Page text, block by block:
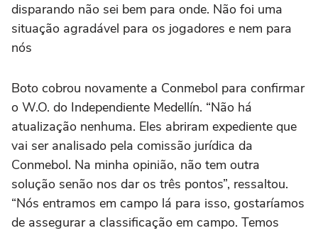
disparando não sei bem para onde. Não foi uma
situação agradável para os jogadores e nem para
nós
Boto cobrou novamente a Conmebol para confirmar
o W.O. do Independiente Medellín. “Não há
atualização nenhuma. Eles abriram expediente que
vai ser analisado pela comissão jurídica da
Conmebol. Na minha opinião, não tem outra
solução senão nos dar os três pontos”, ressaltou.
“Nós entramos em campo lá para isso, gostaríamos
de assegurar a classificação em campo. Temos